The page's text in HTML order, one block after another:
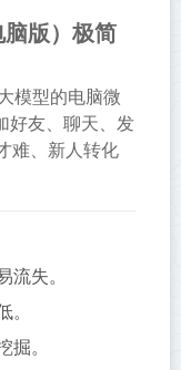
版）极简
模型的电脑微
好友、聊天、发
难、新人转化
流失。
。
掘。